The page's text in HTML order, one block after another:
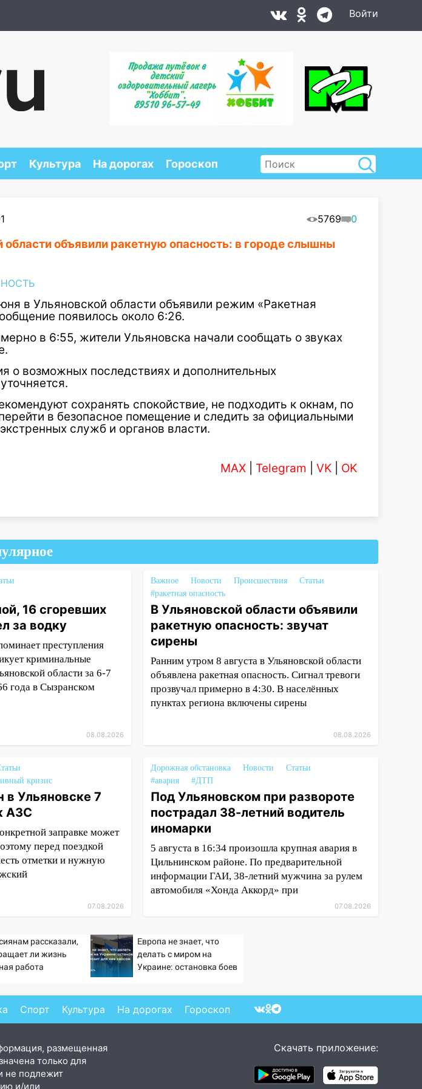
Войти
Культура На дорогах Гороскоп
5769 0
области объявили ракетную опасность: в городе слышны
в Ульяновской области объявили режим «Ракетная
появилось около 6:26.
в 6:55, жители Ульяновска начали сообщать о звуках
о возможных последствиях и дополнительных
сохранять спокойствие, не подходить к окнам, по
в безопасное помещение и следить за официальными
служб и органов власти.
MAX Telegram VK OK
16 сгоревших
за водку
преступления
криминальные
области за 6-7
года в Сызранском
08.08.2026
Важное Новости Происшествия
Статьи
#ракетная опасность
В Ульяновской области объявили
ракетную опасность: звучат
сирены
Ранним утром 8 августа в Ульяновской области
объявлена ракетная опасность. Сигнал тревоги
прозвучал примерно в 4:30. В населённых
пунктах региона включены сирены
08.08.2026
кризис
в Ульяновске 7
АЗС
заправке может
перед поездкой
отметки и нужную
07.08.2026
Дорожная обстановка Новости
Статьи
#авария
#ДТП
Под Ульяновском при развороте
пострадал 38-летний водитель
иномарки
5 августа в 16:34 произошла крупная авария в
Цильнинском районе. По предварительной
информации ГАИ, 38-летний мужчина за рулем
автомобиля «Хонда Аккорд» при
07.08.2026
рассказали,
ли жизнь
работа
Европа не знает, что
делать с миром на
Украине: остановка боев
Спорт Культура На дорогах Гороскоп
размещенная
только для
не подлежит
и/или
Скачать приложение: